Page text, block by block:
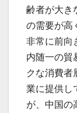
齢者が大き
の需要が高
非常に前向
内随一の貿
クな消費者
業に提供し
が、中国の